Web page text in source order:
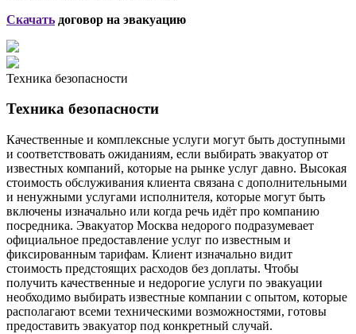
Скачать договор на эвакуацию
Техника безопасности
Техника безопасности
Качественные и комплексные услуги могут быть доступными
и соответствовать ожиданиям, если выбирать эвакуатор от
известных компаний, которые на рынке услуг давно. Высокая
стоимость обслуживания клиента связана с дополнительными
и ненужными услугами исполнителя, которые могут быть
включены изначально или когда речь идёт про компанию
посредника. Эвакуатор Москва недорого подразумевает
официальное предоставление услуг по известным и
фиксированным тарифам. Клиент изначально видит
стоимость предстоящих расходов без доплаты. Чтобы
получить качественные и недорогие услуги по эвакуации
необходимо выбирать известные компании с опытом, которые
располагают всеми техническими возможностями, готовы
предоставить эвакуатор под конкретный случай.